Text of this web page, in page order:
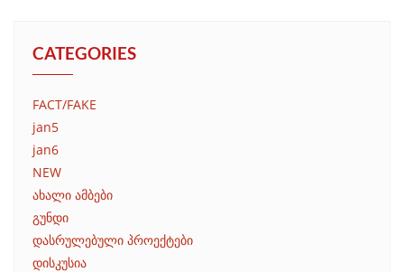
CATEGORIES
FACT/FAKE
jan5
jan6
NEW
ახალი ამბები
გუნდი
დასრულებული პროექტები
დისკუსია